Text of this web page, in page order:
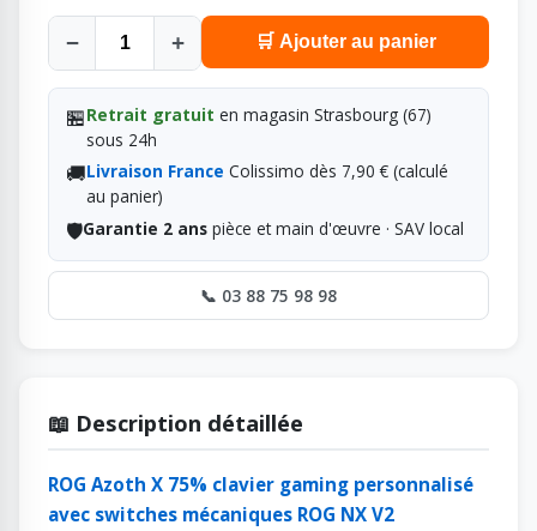
− + 🛒 Ajouter au panier
🏪Retrait gratuit en magasin Strasbourg (67)
sous 24h
🚚Livraison France Colissimo dès 7,90 € (calculé
au panier)
🛡️Garantie 2 anspièce et main d'œuvre · SAV local
📞 03 88 75 98 98
📖 Description détaillée
ROG Azoth X 75% clavier gaming personnalisé
avec switches mécaniques ROG NX V2